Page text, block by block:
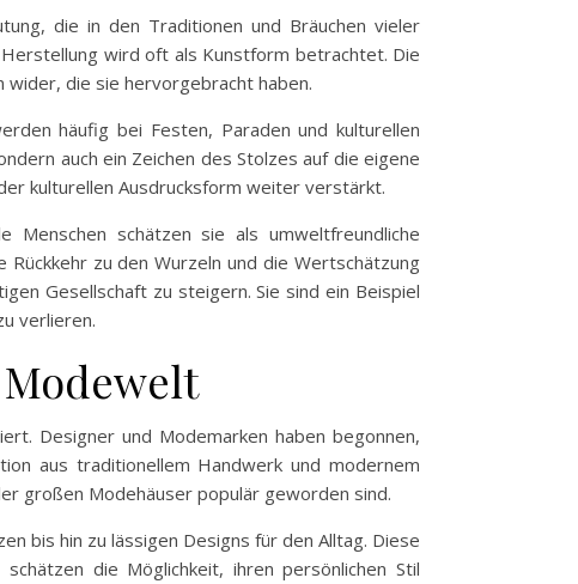
die in den Traditionen und Bräuchen vieler
wird oft als Kunstform betrachtet. Die
die sie hervorgebracht haben.
häufig bei Festen, Paraden und kulturellen
auch ein Zeichen des Stolzes auf die eigene
kulturellen Ausdrucksform weiter verstärkt.
Menschen schätzen sie als umweltfreundliche
zu den Wurzeln und die Wertschätzung
Gesellschaft zu steigern. Sie sind ein Beispiel
verlieren.
Designer und Modemarken haben begonnen,
aus traditionellem Handwerk und modernem
großen Modehäuser populär geworden sind.
bis hin zu lässigen Designs für den Alltag. Diese
die Möglichkeit, ihren persönlichen Stil